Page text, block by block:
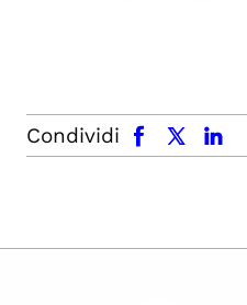
Condividi
facebook x.com linkedin